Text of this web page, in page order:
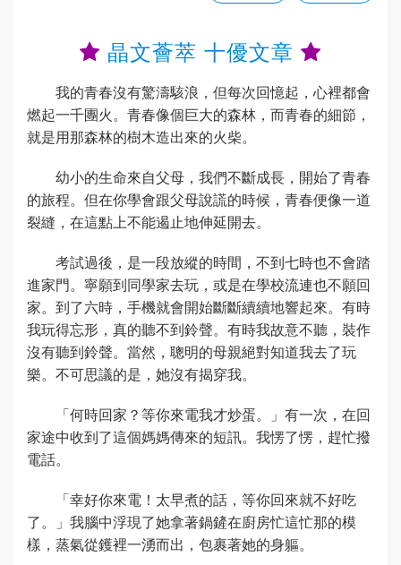
晶文薈萃 十優文章
我的青春沒有驚濤駭浪，但每次回憶起，心裡都會
燃起一千團火。青春像個巨大的森林，而青春的細節，
就是用那森林的樹木造出來的火柴。
幼小的生命來自父母，我們不斷成長，開始了青春
的旅程。但在你學會跟父母說謊的時候，青春便像一道
裂縫，在這點上不能遏止地伸延開去。
考試過後，是一段放縱的時間，不到七時也不會踏
進家門。寧願到同學家去玩，或是在學校流連也不願回
家。到了六時，手機就會開始斷斷續續地響起來。有時
我玩得忘形，真的聽不到鈴聲。有時我故意不聽，裝作
沒有聽到鈴聲。當然，聰明的母親絕對知道我去了玩
樂。不可思議的是，她沒有揭穿我。
「何時回家？等你來電我才炒蛋。」有一次，在回
家途中收到了這個媽媽傳來的短訊。我愣了愣，趕忙撥
電話。
「幸好你來電！太早煮的話，等你回來就不好吃
了。」我腦中浮現了她拿著鍋鏟在廚房忙這忙那的模
樣，蒸氣從鑊裡一湧而出，包裹著她的身軀。